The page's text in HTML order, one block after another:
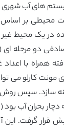
های آب شهری
محیطی بر
همراه با
مونت کارلو می
سازد. سپس
قرار گرفت.